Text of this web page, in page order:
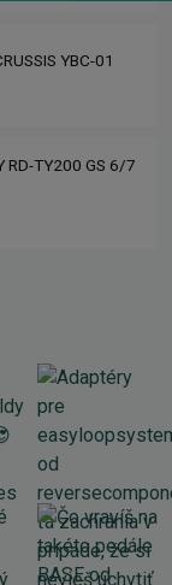
YBC-01
RD-TY200 GS 6/7